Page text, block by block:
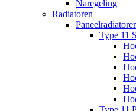
Naregeling
Radiatoren
Type 11